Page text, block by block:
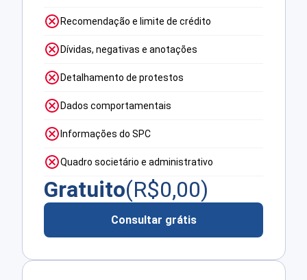
Recomendação e limite de crédito
Dívidas, negativas e anotações
Detalhamento de protestos
Dados comportamentais
Informações do SPC
Quadro societário e administrativo
Gratuito(R$0,00)
Consultar grátis